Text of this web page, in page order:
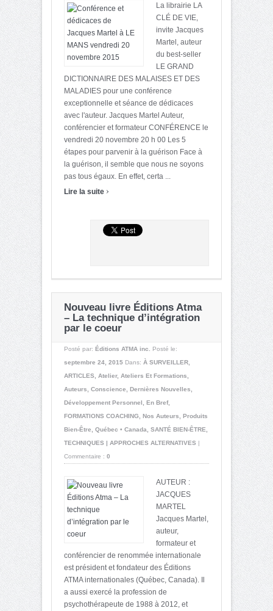
La librairie LA
CLÉ DE VIE,
invite Jacques
Martel, auteur
du best-seller
LE GRAND
DICTIONNAIRE DES MALAISES ET DES
MALADIES pour une conférence
exceptionnelle et séance de dédicaces
avec l'auteur. Jacques Martel Auteur,
conférencier et formateur CONFÉRENCE le
vendredi 20 novembre 20 h 00 Les 5
étapes pour parvenir à la guérison Face à
la guérison, il semble que nous ne soyons
pas tous égaux. En effet, certa ...
Lire la suite ›
Nouveau livre Éditions Atma
– La technique d’intégration
par le coeur
Posté par: Éditions ATMA inc.
Posté le:
septembre 24, 2015 Dans: À SURVEILLER
ARTICLES
Atelier, Ateliers Et Formations
Auteurs
Conscience Dernières Nouvelles
Développement Personnel
En Bref,
FORMATIONS COACHING
Nos Auteurs
Produits
Bien-Être
Québec • Canada SANTÉ BIEN-ÊTRE
TECHNIQUES | APPROCHES ALTERNATIVES |
Commentaire : 0
AUTEUR :
JACQUES
MARTEL
Jacques Martel,
auteur,
formateur et
conférencier de renommée internationale
est président et fondateur des Éditions
ATMA internationales (Québec, Canada). Il
a aussi exercé la profession de
psychothérapeute de 1988 à 2012, et